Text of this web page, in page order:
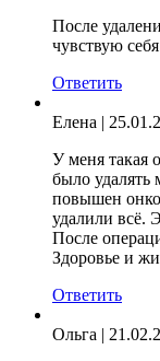
После
чувствую
Ответить
Елена |
У меня такая
было
повышен
удалили всё.
После
Здоровье и
Ответить
Ольга |